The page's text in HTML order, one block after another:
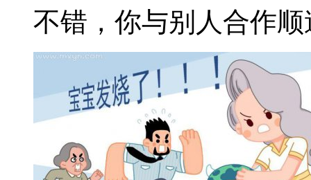
不错，你与别人合作